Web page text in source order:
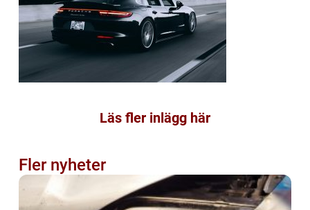
Läs fler inlägg här
Fler nyheter